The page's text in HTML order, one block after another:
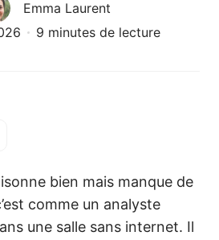
Emma Laurent
9 minutes de lecture
bien mais manque de
comme un analyste
une salle sans internet. Il